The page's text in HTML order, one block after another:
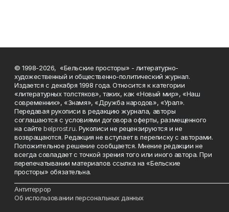
© 1998-2026, «Бельские просторы» - литературно-
художественный и общественно-политический журнал.
Издается с декабря 1998 года. Относится к категории
«литературных толстяков», таких, как «Новый мир», «Наш
современник», «Знамя», «Дружба народов», «Урал».
Передавая рукописи в редакцию журнала, авторы
соглашаются с условиями договора оферты, размещенного
на сайтеbelprost.ru. Рукописи не рецензируются и не
возвращаются. Редакция не вступает в переписку с авторами.
Положительное решение сообщается. Мнение редакции не
всегда совпадает с точкой зрения того или иного автора. При
перепечатывании материалов ссылка на «Бельские
просторы» обязательна.
Антитеррор
Об использовании персональных данных